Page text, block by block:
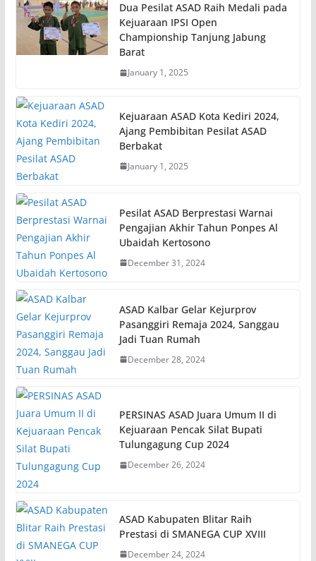
Dua Pesilat ASAD Raih Medali pada
Kejuaraan IPSI Open
Championship Tanjung Jabung
Barat
January 1, 2025
Kejuaraan ASAD Kota Kediri 2024,
Ajang Pembibitan Pesilat ASAD
Berbakat
January 1, 2025
Pesilat ASAD Berprestasi Warnai
Pengajian Akhir Tahun Ponpes Al
Ubaidah Kertosono
December 31, 2024
ASAD Kalbar Gelar Kejurprov
Pasanggiri Remaja 2024, Sanggau
Jadi Tuan Rumah
December 28, 2024
PERSINAS ASAD Juara Umum II di
Kejuaraan Pencak Silat Bupati
Tulungagung Cup 2024
December 26, 2024
ASAD Kabupaten Blitar Raih
Prestasi di SMANEGA CUP XVIII
December 24, 2024